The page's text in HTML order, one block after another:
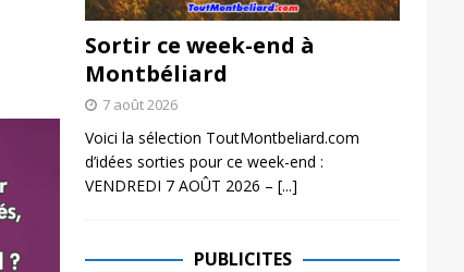
Sortir ce week-end à
Montbéliard
7 août 2026
Voici la sélection ToutMontbeliard.com
d’idées sorties pour ce week-end :
VENDREDI 7 AOÛT 2026 – [...]
PUBLICITES